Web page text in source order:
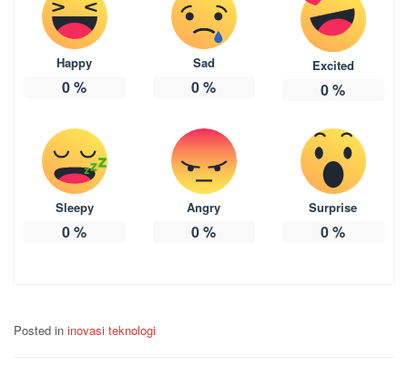
Happy
0%
Sad
0%
Excited
0%
Sleepy
0%
Angry
0%
Surprise
0%
Posted in inovasi teknologi